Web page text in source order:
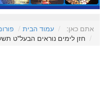
אתם כאן: עמוד הבית
חזן לימים נוראים הבעל"ט